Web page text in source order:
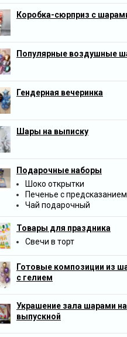
Коробка-сюрприз с
Популярные воздушные
Гендерная вечеринка
Шары на выписку
Подарочные наборы
Шоко открытки
Печенье с предсказанием
Чай подарочный
Товары для праздника
Свечи в торт
Готовые композиции из
с гелием
Украшение зала шарами на
выпускной